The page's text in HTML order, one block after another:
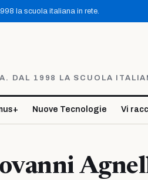
la scuola italiana in rete.
DAL 1998 LA SCUOLA
Nuove Tecnologie Vi